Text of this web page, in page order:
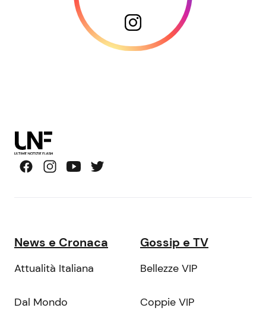
News e Cronaca
Attualità Italiana
Dal Mondo
Gossip e TV
Bellezze VIP
Coppie VIP